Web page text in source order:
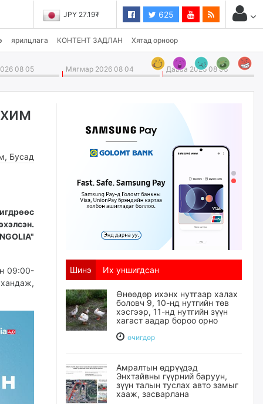
JPY 27.19₮ 625
ярилцлага КОНТЕНТ ЗАДЛАН Хятад орноор
08 05 Мягмар 2026 08 04 Даваа 2026 08 03
, Бусад
09:00-
Шинэ Их уншигдсан
Өнөөдөр ихэнх нутгаар халах
боловч 9, 10-нд нутгийн төв
хэсгээр, 11-нд нутгийн зүүн
хагаст аадар бороо орно
өчигдѳр
Амралтын өдрүүдэд
Энхтайвны гүүрний баруун,
зүүн талын туслах авто замыг
хааж, засварлана